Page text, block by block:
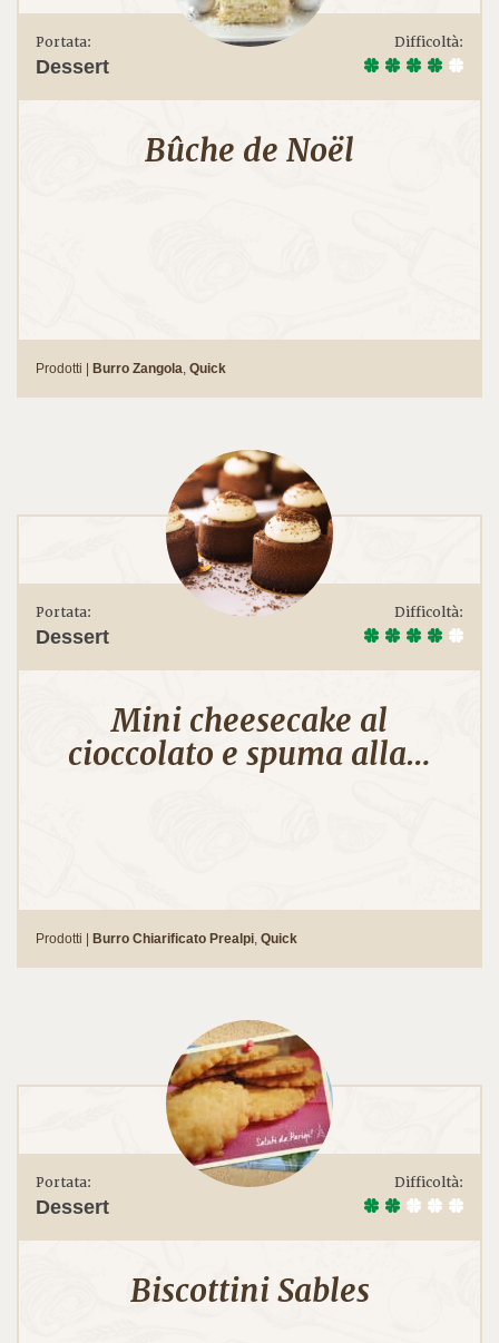
Portata:
Dessert
Difficoltà:
Bûche de Noël
Prodotti | Burro Zangola Quick
Portata:
Dessert
Difficoltà:
Mini cheesecake al
cioccolato e spuma alla…
Prodotti | Burro Chiarificato Prealpi Quick
Portata:
Dessert
Difficoltà:
Biscottini Sables